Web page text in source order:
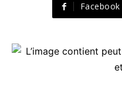
Facebook